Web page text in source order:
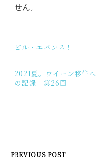
せん。
ビル・エバンス！
2021夏。ウイーン移住へ
の記録 第26回
Post
PREVIOUS POST